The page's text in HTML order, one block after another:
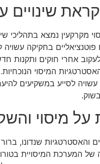
שינויים
מקרקעין נמצא בתהליכי
פוטנציאליים בחקיקה עשויה
אחרי חוקים ותקנות
המיסוי
לסייע במשקיעים
על מיסוי
והאסטרטגיות שנדונו, ברור
של המערכת המיסויית